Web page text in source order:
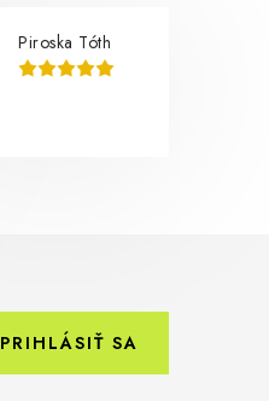
Piroska Tóth
PRIHLÁSIŤ SA